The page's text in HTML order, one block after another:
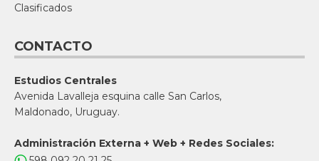
Clasificados
CONTACTO
Estudios Centrales
Avenida Lavalleja esquina calle San Carlos,
Maldonado, Uruguay.
Administración Externa + Web + Redes Sociales: